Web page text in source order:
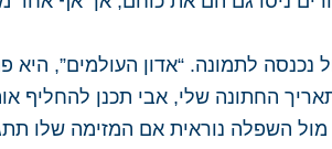
לתמונה. “אדון העולמים”, היא
החתונה שלי, אבי תכנן להחליף
השפלה נוראית אם המזימה שלו